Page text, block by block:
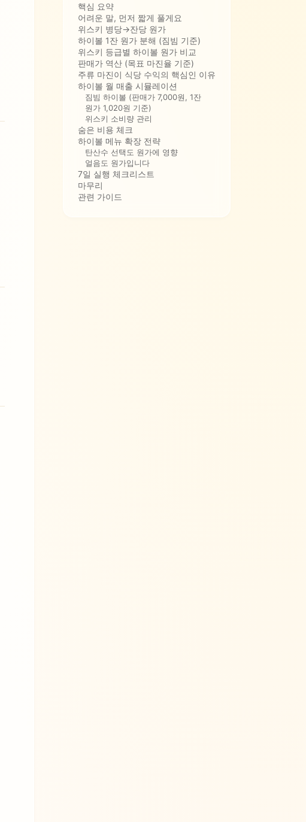
핵심 요약
어려운 말, 먼저 짧게 풀게요
위스키 병당→잔당 원가
하이볼 1잔 원가 분해 (짐빔 기준)
위스키 등급별 하이볼 원가 비교
판매가 역산 (목표 마진율 기준)
주류 마진이 식당 수익의 핵심인 이유
하이볼 월 매출 시뮬레이션
짐빔 하이볼 (판매가 7,000원, 1잔
원가 1,020원 기준)
위스키 소비량 관리
숨은 비용 체크
하이볼 메뉴 확장 전략
탄산수 선택도 원가에 영향
얼음도 원가입니다
7일 실행 체크리스트
마무리
관련 가이드